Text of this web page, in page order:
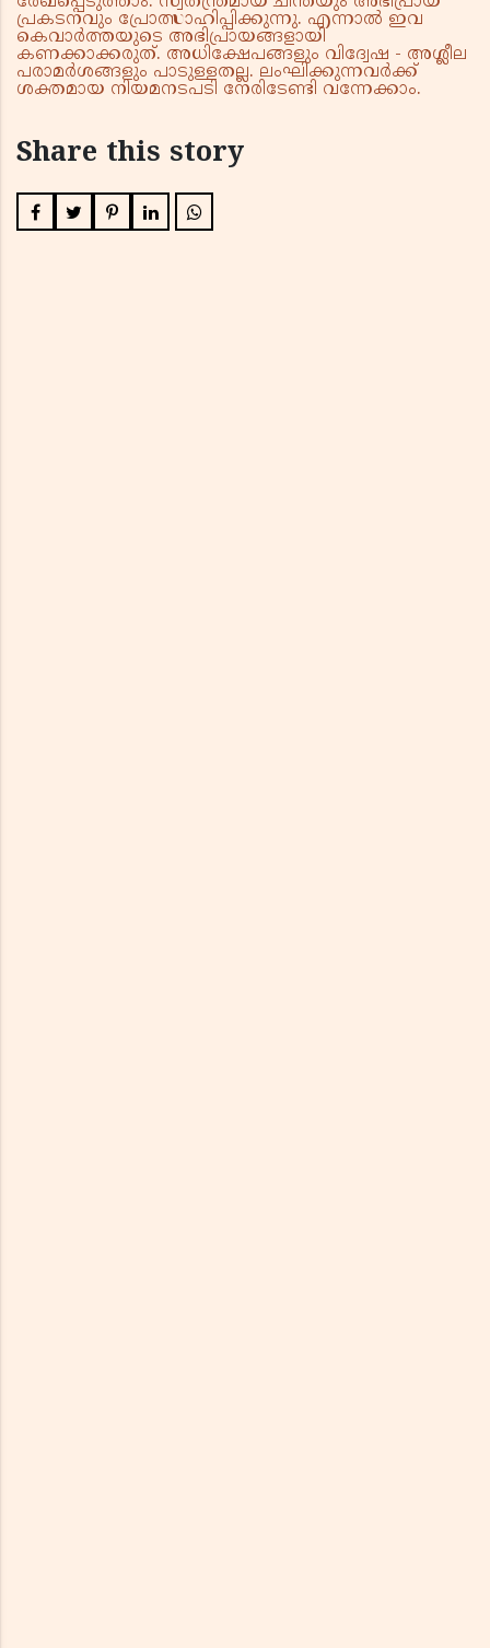
പ്രകടനവും പ്രോത്സാഹിപ്പിക്കുന്നു. എന്നാൽ ഇവ
കെവാർത്തയുടെ അഭിപ്രായങ്ങളായി
കണക്കാക്കരുത്. അധിക്ഷേപങ്ങളും വിദ്വേഷ - അശ്ലീല
പരാമർശങ്ങളും പാടുള്ളതല്ല. ലംഘിക്കുന്നവർക്ക്
ശക്തമായ നിയമനടപടി നേരിടേണ്ടി വന്നേക്കാം.
Share this story